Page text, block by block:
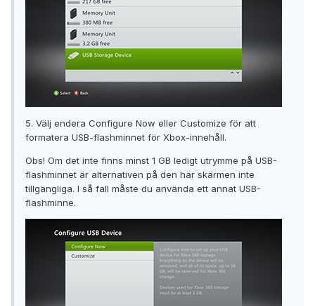
5. Välj endera Configure Now eller Customize för att
formatera USB-flashminnet för Xbox-innehåll.
Obs! Om det inte finns minst 1 GB ledigt utrymme på USB-
flashminnet är alternativen på den här skärmen inte
tillgängliga. I så fall måste du använda ett annat USB-
flashminne.